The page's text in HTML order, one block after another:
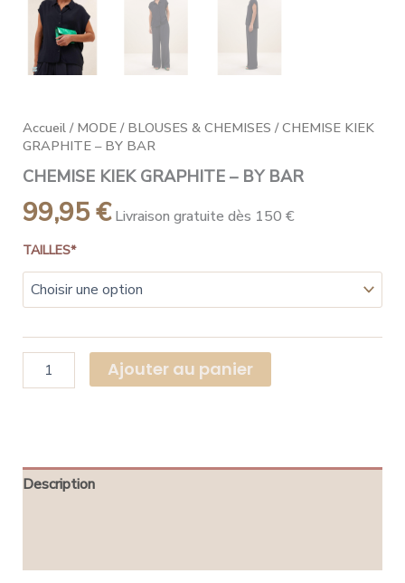
Accueil / MODE / BLOUSES & CHEMISES / CHEMISE KIEK
GRAPHITE – BY BAR
CHEMISE KIEK GRAPHITE – BY BAR
99,95€ Livraison gratuite dès 150 €
TAILLES*
Ajouter au panier
Description